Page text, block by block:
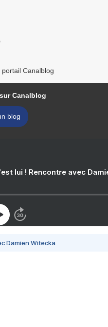
Canalblog
Canalblog
blog
lui ! Rencontre avec
Damien Witecka